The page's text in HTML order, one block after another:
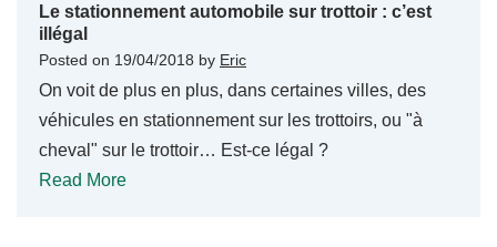
Le stationnement automobile sur trottoir : c’est
illégal
Posted on 19/04/2018 by Eric
On voit de plus en plus, dans certaines villes, des
véhicules en stationnement sur les trottoirs, ou "à
cheval" sur le trottoir… Est-ce légal ?
Read More